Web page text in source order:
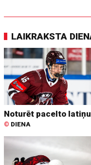
LAIKRAKSTA
Noturēt pacelto latiņu
© DIENA